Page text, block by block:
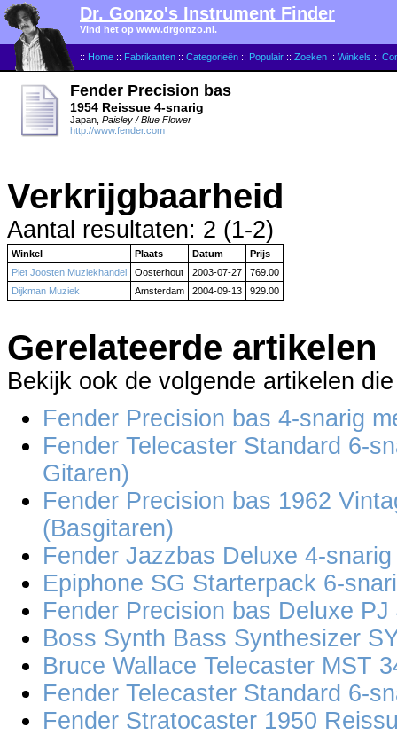
:: Home :: Fabrikanten :: Categorieën :: Populair :: Zoeken :: Winkels ::
Dr. Gonzo's Instrument Finder
Vind het op www.drgonzo.nl.
Fender Precision bas
1954 Reissue 4-snarig
Japan, Paisley / Blue Flower
http://www.fender.com
Verkrijgbaarheid
Aantal resultaten: 2 (1-2)
Winkel Plaats Datum
Prijs
Piet Joosten Muziekhandel
Oosterhout 2003-07-27
769.00
Dijkman Muziek
Amsterdam 2004-09-13 929.00
Gerelateerde artikelen
Bekijk ook de volgende artikelen
Fender Precision bas 4-snarig
Fender Telecaster Standard 6-
Gitaren)
Fender Precision bas 1962
(Basgitaren)
Fender Jazzbas Deluxe 4-
Epiphone SG Starterpack 6-
Fender Precision bas Deluxe
Boss Synth Bass Synthesizer
Bruce Wallace Telecaster MST
Fender Telecaster Standard 6-
Fender Stratocaster 1950